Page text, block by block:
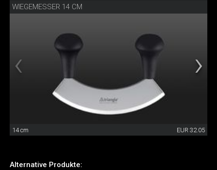
WIEGEMESSER 14 CM
14 cm EUR 32.05
Alternative Produkte: